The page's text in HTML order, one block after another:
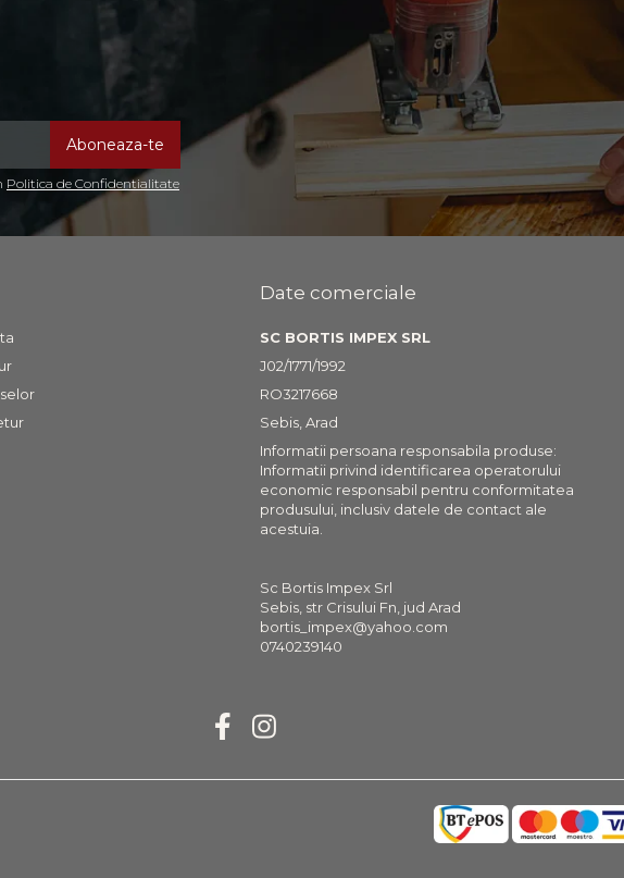
Politica de Confidentialitate
Date comerciale
SC BORTIS IMPEX SRL
J02/1771/1992
RO3217668
Sebis, Arad
Informatii persoana responsabila produse:
Informatii privind identificarea operatorului
economic responsabil pentru conformitatea
produsului, inclusiv datele de contact ale
acestuia.
Sc Bortis Impex Srl
Sebis, str Crisului Fn, jud Arad
bortis_impex@yahoo.com
0740239140